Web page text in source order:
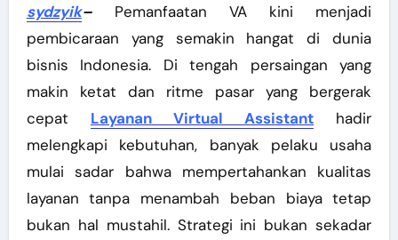
sydzyik–Pemanfaatan VA
kini menjadi
pembicaraan yang semakin hangat di dunia
bisnis Indonesia. Di tengah persaingan yang
makin ketat dan ritme pasar yang bergerak
cepat Layanan Virtual Assistant hadir
melengkapi kebutuhan, banyak pelaku usaha
mulai sadar bahwa mempertahankan kualitas
layanan tanpa menambah beban biaya tetap
bukan hal mustahil. Strategi ini bukan sekadar